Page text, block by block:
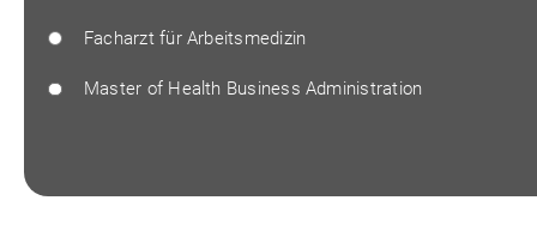
Facharzt für Arbeitsmedizin
Master of Health Business Administration